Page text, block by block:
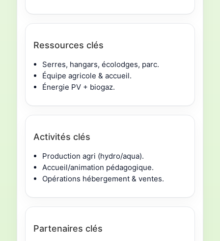
Ressources clés
Serres, hangars, écolodges, parc.
Équipe agricole & accueil.
Énergie PV + biogaz.
Activités clés
Production agri (hydro/aqua).
Accueil/animation pédagogique.
Opérations hébergement & ventes.
Partenaires clés